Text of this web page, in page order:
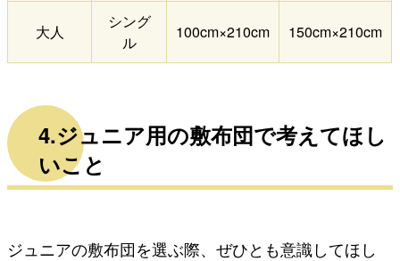
大人
シング
ル
100cm×210cm 150cm×210cm
4.ジュニア用の敷布団で考えてほし
いこと
ジュニアの敷布団を選ぶ際、ぜひとも意識してほし